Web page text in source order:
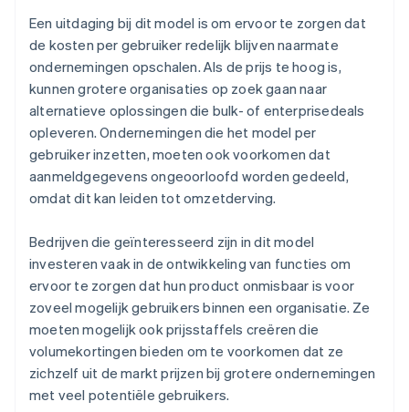
Een uitdaging bij dit model is om ervoor te zorgen dat
de kosten per gebruiker redelijk blijven naarmate
ondernemingen opschalen. Als de prijs te hoog is,
kunnen grotere organisaties op zoek gaan naar
alternatieve oplossingen die bulk- of enterprisedeals
opleveren. Ondernemingen die het model per
gebruiker inzetten, moeten ook voorkomen dat
aanmeldgegevens ongeoorloofd worden gedeeld,
omdat dit kan leiden tot omzetderving.
Bedrijven die geïnteresseerd zijn in dit model
investeren vaak in de ontwikkeling van functies om
ervoor te zorgen dat hun product onmisbaar is voor
zoveel mogelijk gebruikers binnen een organisatie. Ze
moeten mogelijk ook prijsstaffels creëren die
volumekortingen bieden om te voorkomen dat ze
zichzelf uit de markt prijzen bij grotere ondernemingen
met veel potentiële gebruikers.